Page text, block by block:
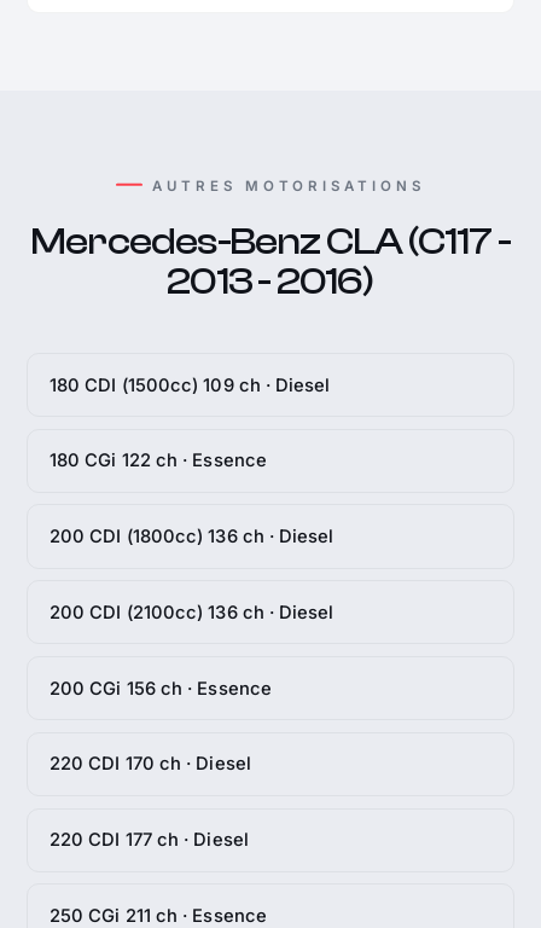
AUTRES MOTORISATIONS
Mercedes-Benz CLA (C117 -
2013 - 2016)
180 CDI (1500cc) 109 ch · Diesel
180 CGi 122 ch · Essence
200 CDI (1800cc) 136 ch · Diesel
200 CDI (2100cc) 136 ch · Diesel
200 CGi 156 ch · Essence
220 CDI 170 ch · Diesel
220 CDI 177 ch · Diesel
250 CGi 211 ch · Essence